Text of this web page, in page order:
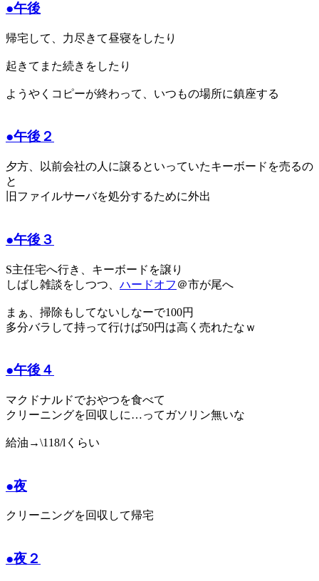
●午後
帰宅して、力尽きて昼寝をしたり
起きてまた続きをしたり
ようやくコピーが終わって、いつもの場所に鎮座する
●午後２
夕方、以前会社の人に譲るといっていたキーボードを売るの
と
旧ファイルサーバを処分するために外出
●午後３
S主任宅へ行き、キーボードを譲り
しばし雑談をしつつ、 ハードオフ ＠市が尾へ
まぁ、掃除もしてないしなーで100円
多分バラして持って行けば50円は高く売れたなｗ
●午後４
マクドナルドでおやつを食べて
クリーニングを回収しに…ってガソリン無いな
給油→\118/lくらい
●夜
クリーニングを回収して帰宅
●夜２